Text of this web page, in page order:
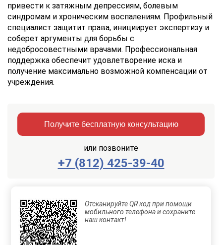
привести к затяжным депрессиям, болевым
синдромам и хроническим воспалениям. Профильный
специалист защитит права, инициирует экспертизу и
соберет аргументы для борьбы с
недобросовестными врачами. Профессиональная
поддержка обеспечит удовлетворение иска и
получение максимально возможной компенсации от
учреждения.
Получите бесплатную консультацию
или позвоните
+7 (812) 425-39-40
Заказать
Отправляя
данные,
Вы
соглашаетесь
Отсканируйте QR код при помощи
мобильного телефона и сохраните
наш контакт!